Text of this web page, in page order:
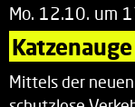
Mo. 12.10. um
Mittels der